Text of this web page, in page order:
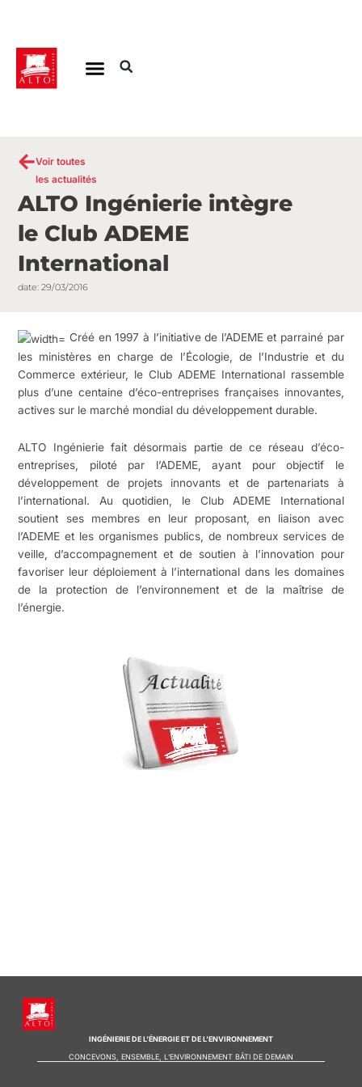
Voir toutes
les actualités
ALTO Ingénierie intègre
le Club ADEME
International
date: 29/03/2016
Créé en 1997 à l’initiative de l’ADEME et parrainé par
les ministères en charge de l’Écologie, de l’Industrie et du
Commerce extérieur, le Club ADEME International rassemble
plus d’une centaine d’éco-entreprises françaises innovantes,
actives sur le marché mondial du développement durable.
ALTO Ingénierie fait désormais partie de ce réseau d’éco-
entreprises, piloté par l’ADEME, ayant pour objectif le
développement de projets innovants et de partenariats à
l’international. Au quotidien, le Club ADEME International
soutient ses membres en leur proposant, en liaison avec
l’ADEME et les organismes publics, de nombreux services de
veille, d’accompagnement et de soutien à l’innovation pour
favoriser leur déploiement à l’international dans les domaines
de la protection de l’environnement et de la maîtrise de
l’énergie.
INGÉNIERIE DE L’ÉNERGIE ET DE L’ENVIRONNEMENT
CONCEVONS, ENSEMBLE, L’ENVIRONNEMENT BÂTI DE DEMAIN